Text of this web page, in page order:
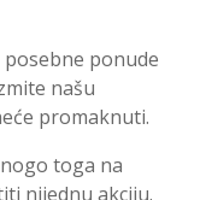
ponude
našu
promaknuti.
toga na
nijednu akciju.